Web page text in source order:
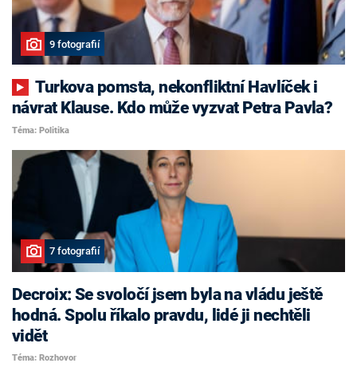
9 fotografií
Turkova pomsta, nekonfliktní Havlíček i
návrat Klause. Kdo může vyzvat Petra Pavla?
Téma: Politika
7 fotografií
Decroix: Se svoločí jsem byla na vládu ještě
hodná. Spolu říkalo pravdu, lidé ji nechtěli
vidět
Téma: Rozhovor